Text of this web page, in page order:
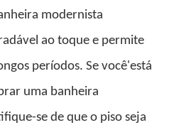
modernista
ao toque e permite
períodos. Se você'está
uma banheira
se de que o piso seja